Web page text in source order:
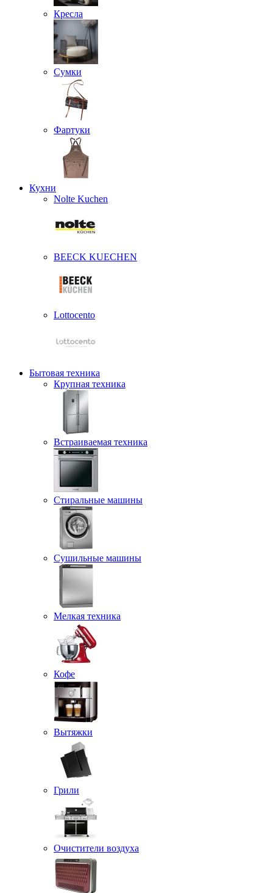
Кресла
Сумки
Фартуки
Кухни
Nolte Kuchen
BEECK KUECHEN
Lottocento
Бытовая техника
Крупная техника
Встраиваемая техника
Стиральные машины
Сушильные машины
Мелкая техника
Кофе
Вытяжки
Грили
Очистители воздуха